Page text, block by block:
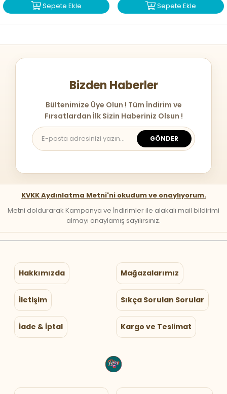
Sepete Ekle Sepete Ekle
Bizden Haberler
Bültenimize Üye Olun ! Tüm İndirim ve
Fırsatlardan İlk Sizin Haberiniz Olsun !
GÖNDER
KVKK Aydınlatma Metni'ni okudum ve onaylıyorum.
Metni doldurarak Kampanya ve İndirimler ile alakalı mail bildirimi
almayı onaylamış sayılırsınız.
Hakkımızda Mağazalarımız
İletişim Sıkça Sorulan Sorular
İade & İptal Kargo ve Teslimat